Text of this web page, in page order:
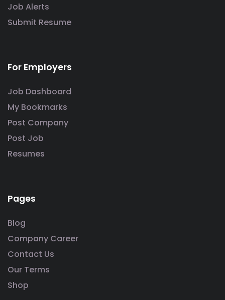
Job Alerts
Submit Resume
For Employers
Job Dashboard
My Bookmarks
Post Company
Post Job
Resumes
Pages
Blog
Company Career
Contact Us
Our Terms
Shop